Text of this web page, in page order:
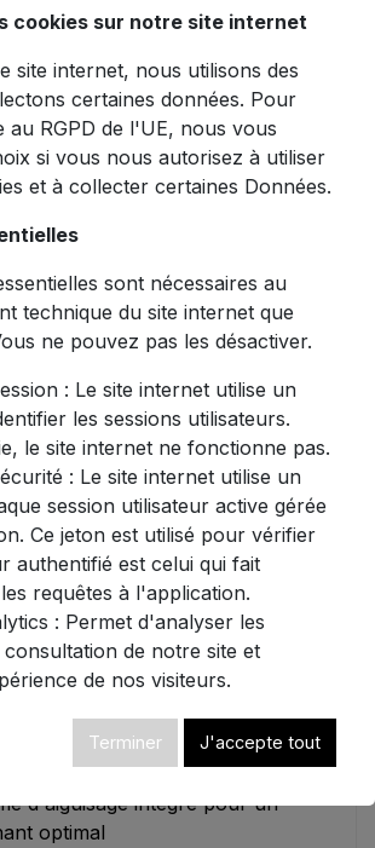
culinaires avec cette
à jambon professionnelle
qui allie puissance et
pour les restaurateurs
à gravité se distingue par sa
exceptionnelle, avec un corps en
moulé sous pression qui
et longévité même lors d'un
Sa lame circulaire de 300 mm
assure une coupe nette
des plus grandes maisons
techniques :
: 250W - Alimentation :
: L 510 x P 440 x H 432
de l'épaisseur de coupe : de
d'aiguisage intégré pour un
optimal
cookies sur notre site internet
site internet, nous utilisons des
certaines données. Pour
RGPD de l'UE, nous vous
si vous nous autorisez à utiliser
et à collecter certaines Données.
sont nécessaires au
technique du site internet que
ne pouvez pas les désactiver.
: Le site internet utilise un
les sessions utilisateurs.
le site internet ne fonctionne pas.
: Le site internet utilise un
session utilisateur active gérée
Ce jeton est utilisé pour vérifier
authentifié est celui qui fait
requêtes à l'application.
: Permet d'analyser les
consultation de notre site et
de nos visiteurs.
Terminer J'accepte tout